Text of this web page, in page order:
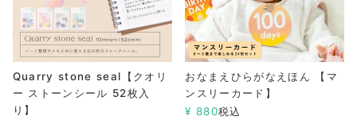
Quarry stone seal【クオリ
ー ストーンシール 52枚入
り】
おなまえひらがなえほん 【マ
ンスリーカード】
¥ 880税込